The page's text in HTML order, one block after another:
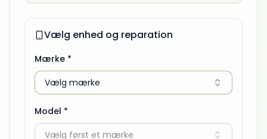
Vælg enhed og reparation
Mærke *
Vælg mærke
Model *
Vælg først et mærke